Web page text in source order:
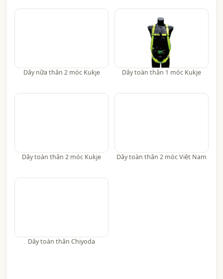
Dây nữa thân 2 móc Kukje Dây toàn thân 1 móc Kukje
Dây toàn thân 2 móc Kukje Dây toàn thân 2 móc Việt Nam
Dây toàn thân Chiyoda